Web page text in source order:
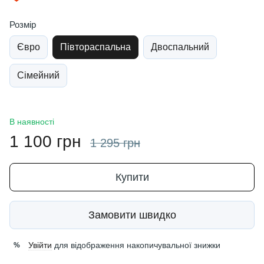
Розмір
Євро Півтораспальна Двоспальний
Сімейний
В наявності
1 100 грн 1 295 грн
Купити
Замовити швидко
% Увійти для відображення накопичувальної знижки